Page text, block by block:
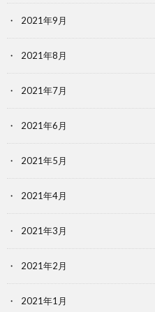
2021年9月
2021年8月
2021年7月
2021年6月
2021年5月
2021年4月
2021年3月
2021年2月
2021年1月